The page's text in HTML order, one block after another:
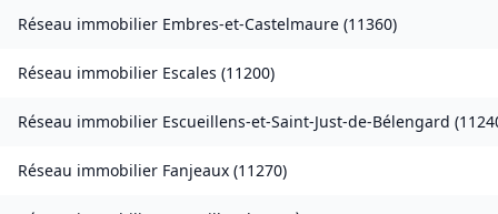
Réseau immobilier Embres-et-Castelmaure (11360)
Réseau immobilier Escales (11200)
Réseau immobilier Escueillens-et-Saint-Just-de-Bélengard (
Réseau immobilier Fanjeaux (11270)